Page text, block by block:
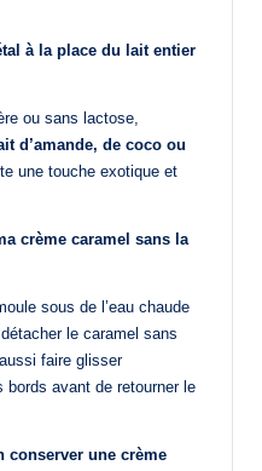
à la place du lait entier
ou sans lactose,
d’amande, de coco ou
une touche exotique et
crème caramel sans la
sous de l’eau chaude
le caramel sans
faire glisser
avant de retourner le
conserver une crème